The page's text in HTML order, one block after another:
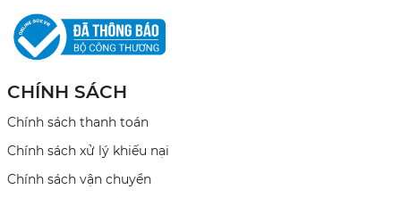
CHÍNH SÁCH
Chính sách thanh toán
Chính sách xử lý khiếu nại
Chính sách vận chuyển